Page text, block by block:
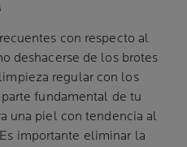
con respecto al
deshacerse de los brotes
regular con los
fundamental de tu
una piel con tendencia al
importante eliminar la